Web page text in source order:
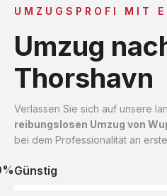
UMZUGSPROFI MIT
Umzug
Thorshavn
Verlassen Sie sich auf unsere
reibungslosen Umzug von
bei dem Professionalität an
Günstig